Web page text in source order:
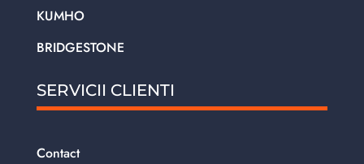
KUMHO
BRIDGESTONE
SERVICII CLIENTI
Contact